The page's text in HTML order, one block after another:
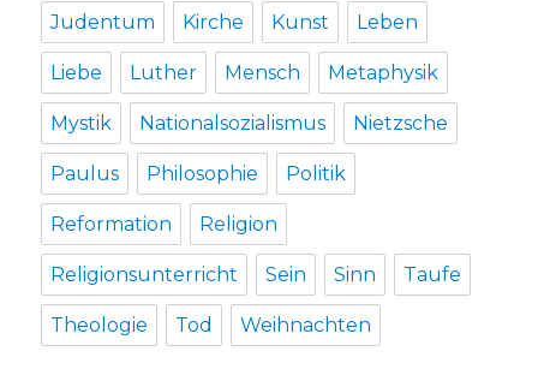
Judentum Kirche Kunst Leben
Liebe Luther Mensch Metaphysik
Mystik Nationalsozialismus Nietzsche
Paulus Philosophie Politik
Reformation Religion
Religionsunterricht Sein Sinn Taufe
Theologie Tod Weihnachten